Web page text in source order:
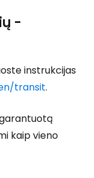
-
instrukcijas
transit.
kaip vieno